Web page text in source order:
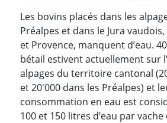
Les bovins placés dans les
Préalpes et dans le Jura
et Provence, manquent d’eau.
bétail estivent actuellement sur
alpages du territoire cantonal
et 20'000 dans les Préalpes) et
consommation en eau est
100 et 150 litres d’eau par